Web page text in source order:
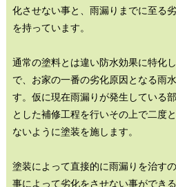
化させない事と、雨漏りまでに至る
を持っています。
通常の塗料とは違い防水効果に特化
で、お家の一番の劣化原因となる雨
す。仮に現在雨漏りが発生している
とした補修工程を行いその上で二度
ないように塗装を施します。
塗装によって直接的に雨漏りを治す
事によって劣化をさせない事ができる